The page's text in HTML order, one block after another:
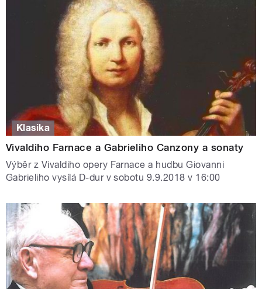
Klasika
Vivaldiho Farnace a Gabrieliho Canzony a sonaty
Výběr z Vivaldiho opery Farnace a hudbu Giovanni
Gabrieliho vysílá D-dur v sobotu 9.9.2018 v 16:00